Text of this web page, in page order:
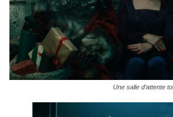
Une salle d’attente